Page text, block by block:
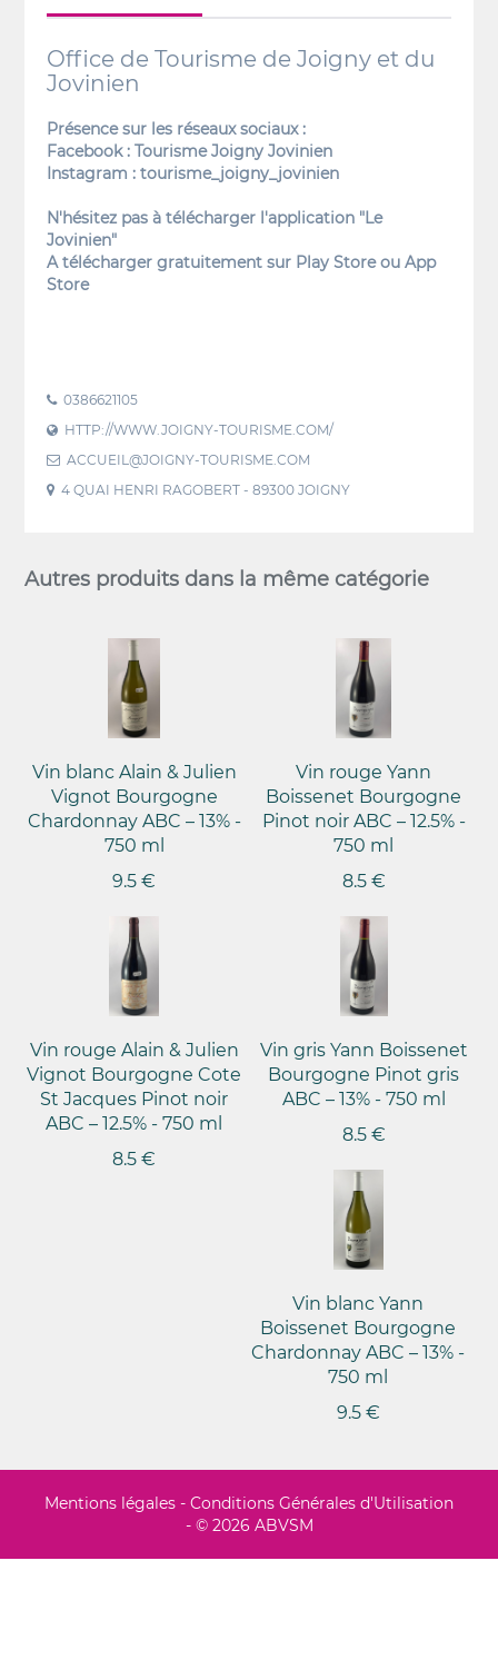
Office de Tourisme de Joigny et du
Jovinien
Présence sur les réseaux sociaux :
Facebook : Tourisme Joigny Jovinien
Instagram : tourisme_joigny_jovinien
N'hésitez pas à télécharger l'application "Le
Jovinien"
A télécharger gratuitement sur Play Store ou App
Store
0386621105
HTTP://WWW.JOIGNY-TOURISME.COM/
ACCUEIL@JOIGNY-TOURISME.COM
4 QUAI HENRI RAGOBERT - 89300 JOIGNY
Autres produits dans la même catégorie
Vin blanc Alain & Julien
Vignot Bourgogne
Chardonnay ABC – 13% -
750 ml
9.5 €
Vin rouge Yann
Boissenet Bourgogne
Pinot noir ABC – 12.5% -
750 ml
8.5 €
Vin rouge Alain & Julien
Vignot Bourgogne Cote
St Jacques Pinot noir
ABC – 12.5% - 750 ml
8.5 €
Vin gris Yann Boissenet
Bourgogne Pinot gris
ABC – 13% - 750 ml
8.5 €
Vin blanc Yann
Boissenet Bourgogne
Chardonnay ABC – 13% -
750 ml
9.5 €
Mentions légales - Conditions Générales d'Utilisation
- © 2026 ABVSM